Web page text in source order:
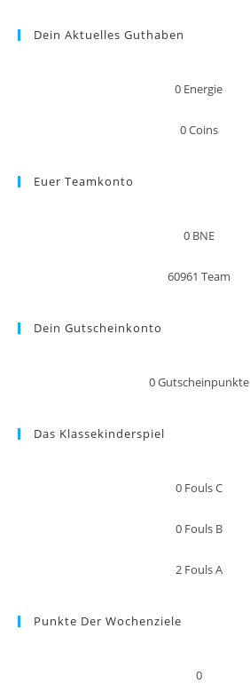
Dein Aktuelles Guthaben
0 Energie
0Coins
Euer Teamkonto
0 BNE
60961 Team
Dein Gutscheinkonto
0Gutscheinpunkte
Das Klassekinderspiel
0 Fouls C
0 Fouls B
2 Fouls A
Punkte Der Wochenziele
0